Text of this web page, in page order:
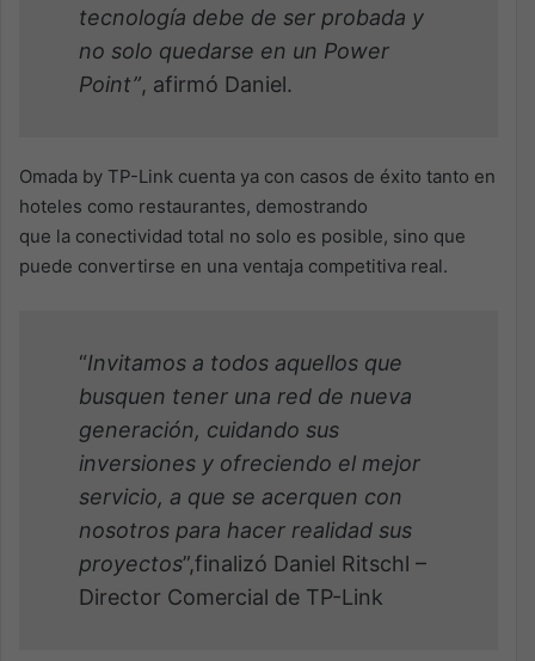
tecnología debe de ser probada y
no solo quedarse en un Power
Point”, afirmó Daniel.
Omada by TP-Link cuenta ya con casos de éxito tanto en
hoteles como restaurantes, demostrando
que la conectividad total no solo es posible, sino que
puede convertirse en una ventaja competitiva real.
“Invitamos a todos aquellos que
busquen tener una red de nueva
generación, cuidando sus
inversiones y ofreciendo el mejor
servicio, a que se acerquen con
nosotros para hacer realidad sus
proyectos”,finalizó Daniel Ritschl –
Director Comercial de TP-Link